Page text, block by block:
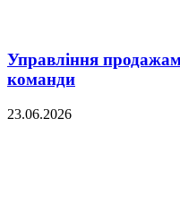
Управління
команди
23.06.2026